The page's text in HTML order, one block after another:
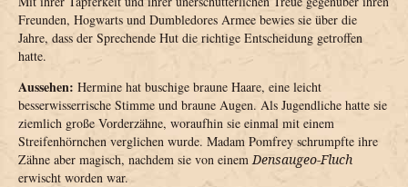
Freunden, Hogwarts und Dumbledores Armee bewies sie über die
Jahre, dass der Sprechende Hut die richtige Entscheidung getroffen
hatte.
Aussehen: Hermine hat buschige braune Haare, eine leicht
besserwisserrische Stimme und braune Augen. Als Jugendliche hatte sie
ziemlich große Vorderzähne, woraufhin sie einmal mit einem
Streifenhörnchen verglichen wurde. Madam Pomfrey schrumpfte ihre
Zähne aber magisch, nachdem sie von einemDensaugeo-Fluch
erwischt worden war.